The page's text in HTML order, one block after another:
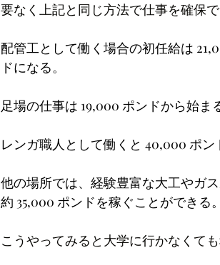
要なく上記と同じ方法で仕事を確保で
配管工として働く場合の初任給は
ドになる。
足場の仕事は 19,000 ポンドから始ま
レンガ職人として働くと 40,000 ポ
他の場所では、経験豊富な大工やガ
約 35,000 ポンドを稼ぐことができる。
こうやってみると大学に行かなくて